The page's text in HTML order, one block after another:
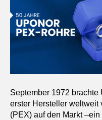
September 1972
erster Hersteller weltweit
(PEX) auf den Markt